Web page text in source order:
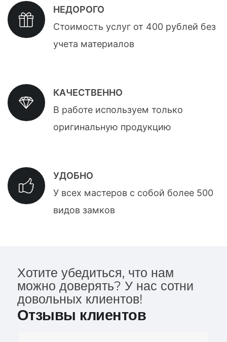
НЕДОРОГО
Стоимость услуг от 400 рублей без
учета материалов
КАЧЕСТВЕННО
В работе используем только
оригинальную продукцию
УДОБНО
У всех мастеров с собой более 500
видов замков
Хотите убедиться, что нам
можно доверять? У нас сотни
довольных клиентов!
Отзывы клиентов